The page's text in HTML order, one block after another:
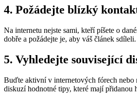
4. Požádejte blízký
Na internetu nejste sami, kteří píšete o
dobře a požádejte je, aby váš článek
5. Vyhledejte související
Buďte aktivní v internetových fórech nebo
diskuzí hodnotné tipy, které mají přidanou